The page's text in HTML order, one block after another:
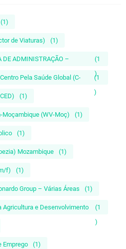
(1)
de Viaturas) (1)
DE ADMINISTRAÇÃO –
(1
)
Pela Saúde Global (C-
(1
)
(1)
Moçambique (WV-Moç) (1)
(1)
Mozambique (1)
f) (1)
Group – Várias Áreas (1)
Agricultura e Desenvolvimento
(1
)
Emprego (1)